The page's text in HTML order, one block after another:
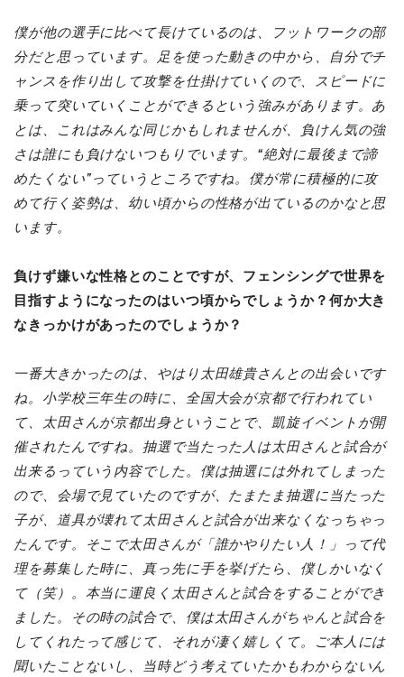
僕が他の選手に比べて長けているのは、フットワークの部
分だと思っています。足を使った動きの中から、自分でチ
ャンスを作り出して攻撃を仕掛けていくので、スピードに
乗って突いていくことができるという強みがあります。あ
とは、これはみんな同じかもしれませんが、負けん気の強
さは誰にも負けないつもりでいます。“絶対に最後まで諦
めたくない”っていうところですね。僕が常に積極的に攻
めて行く姿勢は、幼い頃からの性格が出ているのかなと思
います。
負けず嫌いな性格とのことですが、フェンシングで世界を
目指すようになったのはいつ頃からでしょうか？何か大き
なきっかけがあったのでしょうか？
一番大きかったのは、やはり太田雄貴さんとの出会いです
ね。小学校三年生の時に、全国大会が京都で行われてい
て、太田さんが京都出身ということで、凱旋イベントが開
催されたんですね。抽選で当たった人は太田さんと試合が
出来るっていう内容でした。僕は抽選には外れてしまった
ので、会場で見ていたのですが、たまたま抽選に当たった
子が、道具が壊れて太田さんと試合が出来なくなっちゃっ
たんです。そこで太田さんが「誰かやりたい人！」って代
理を募集した時に、真っ先に手を挙げたら、僕しかいなく
て（笑）。本当に運良く太田さんと試合をすることができ
ました。その時の試合で、僕は太田さんがちゃんと試合を
してくれたって感じて、それが凄く嬉しくて。ご本人には
聞いたことないし、当時どう考えていたかもわからないん